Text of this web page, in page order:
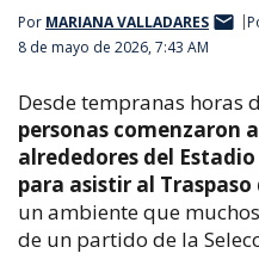
Por MARIANA VALLADARES
8 de mayo de 2026, 7:43 AM
Desde tempranas horas
personas comenzaron
alrededores del
para asistir al Traspaso
un ambiente que
de un partido de la